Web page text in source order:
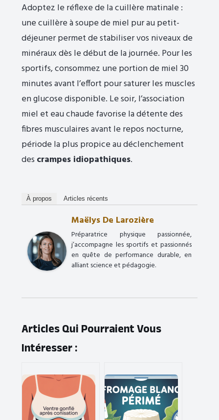
Adoptez le réflexe de la cuillère matinale :
une cuillère à soupe de miel pur au petit-
déjeuner permet de stabiliser vos niveaux de
minéraux dès le début de la journée. Pour les
sportifs, consommez une portion de miel 30
minutes avant l’effort pour saturer les muscles
en glucose disponible. Le soir, l’association
miel et eau chaude favorise la détente des
fibres musculaires avant le repos nocturne,
période la plus propice au déclenchement
des crampes idiopathiques.
À propos Articles récents
Maëlys De Larozière
Préparatrice physique passionnée,
j’accompagne les sportifs et passionnés
en quête de performance durable, en
alliant science et pédagogie.
Articles Qui Pourraient Vous
Intéresser :